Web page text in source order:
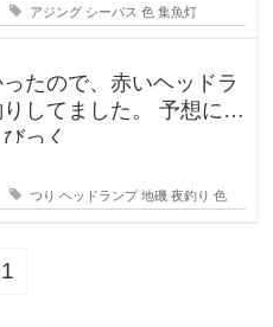
アジング シーバス 色 集魚灯
たので、赤いヘッドラ
してました。 予想に反
っく
つり ヘッドランプ 地磯 夜釣り 色
1